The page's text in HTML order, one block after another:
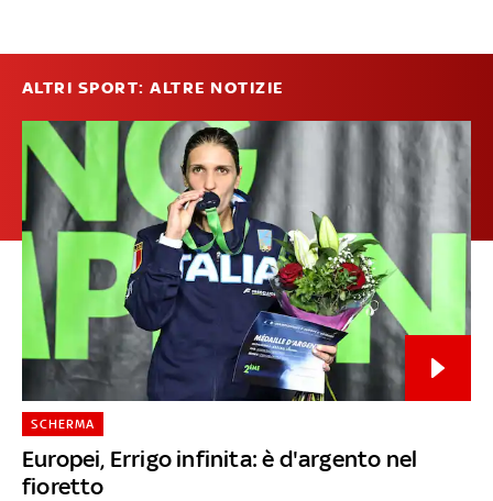
ALTRI SPORT: ALTRE NOTIZIE
Europei, Errigo infinita: è d'argento nel
fioretto
SCHERMA